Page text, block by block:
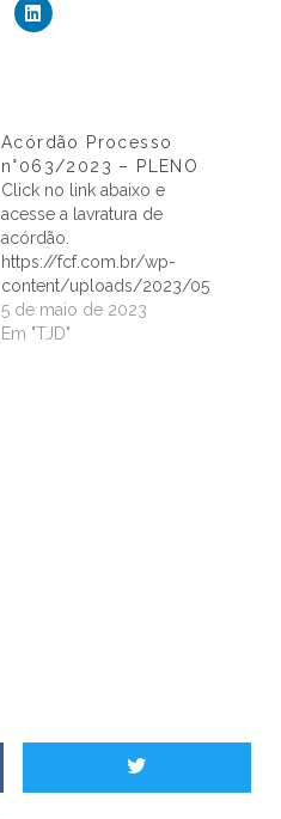
Acórdão Processo
n°063/2023 – PLENO
Click no link abaixo e
acesse a lavratura de
acórdão.
https://fcf.com.br/wp-
content/uploads/2023/05
/ACORDAO-PROC.063-
2023-PLENO.pdf
5 de maio de 2023
Em "TJD"